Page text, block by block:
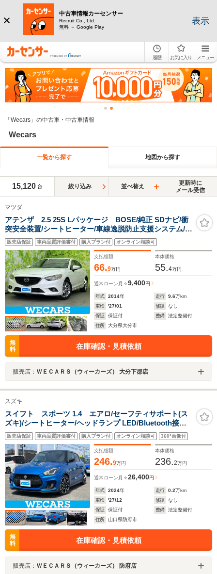
中古車情報カーセンサー
Recruit Co., Ltd.
無料 － Google Play
表示
履歴 お気に入り メニュー
「Wecars」の中古車・中古車情報
Wecars
一覧から探す 地図から探す
15,120 台 絞り込み 並べ替え
更新時に
メール受信
マツダ
アテンザ 2.5 25S Lパッケージ BOSE/純正 SDナビ/衝
突安全装置/シートヒーター/車線逸脱防止支援システム/シ
ート フルレザー/ヘッドランプ HID/Bluetooth接
続/ETC/EBD付ABS/横滑り防止装置
販売店保証 車両品質評価書付 購入プラン付 オンライン相談可
支払総額
66.9万円
本体価格
55.4万円
通常ローン 月々9,400円
年式 2014年 走行 9.6万km
車検
'27/01 修復
なし
保証
保証付 整備
法定整備付
住所
大分県大分市
無
料
在庫確認・見積依頼
販売店： ＷＥＣＡＲＳ（ウィーカーズ） 大分下郡店
スズキ
スイフト スポーツ 1.4 エアロ/セーフティサポート(ス
ズキ)/シートヒーター/ヘッドランプ LED/Bluetooth接
続/ETC/EBD付ABS/横滑り防止装置/ターボ/アルミホイー
ル 純正 17インチ
販売店保証 車両品質評価書付 購入プラン付 オンライン相談可 360°画像付
支払総額
246.9万円
本体価格
236.2万円
通常ローン 月々26,400円
年式 2024年 走行 0.2万km
車検
'27/12 修復
なし
保証
保証付 整備
法定整備付
住所
山口県防府市
無
料
在庫確認・見積依頼
販売店： ＷＥＣＡＲＳ（ウィーカーズ） 防府店